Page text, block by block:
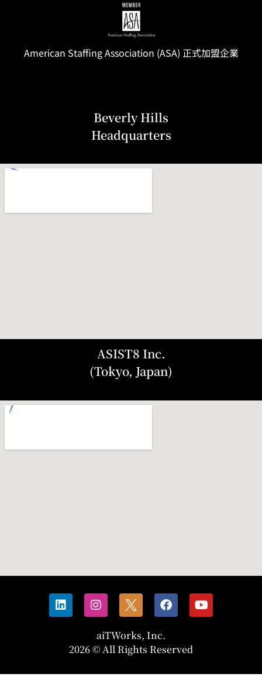
American StaffingAssociation (ASA) 正式加盟企業
Beverly Hills
Headquarters
ASIST8 Inc.
(Tokyo, Japan)
aiTWorks, Inc.
2026 © All Rights Reserved